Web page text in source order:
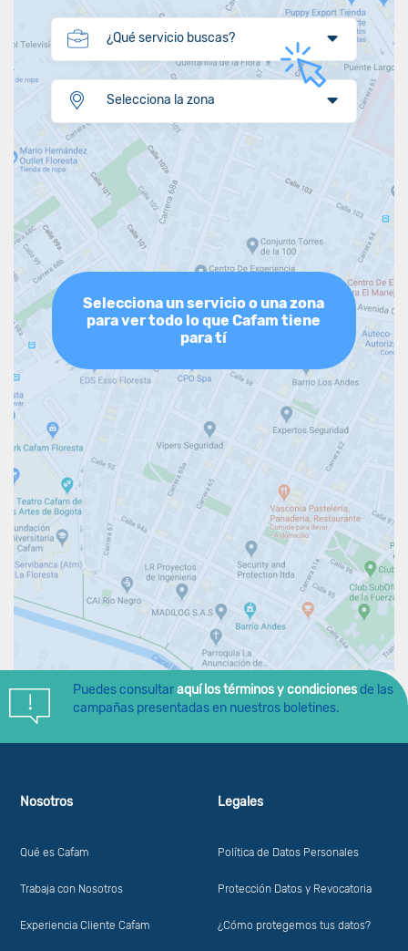
¿Qué servicio buscas?
Selecciona la zona
Selecciona un servicio o una zona
para ver todo lo que Cafam tiene
para tí
Puedes consultaraquí los términos y condicionesde las
campañas presentadas en nuestros boletines.
Nosotros
Qué es Cafam
Trabaja con Nosotros
Experiencia Cliente Cafam
Legales
Política de Datos Personales
Protección Datos y Revocatoria
¿Cómo protegemos tus datos?